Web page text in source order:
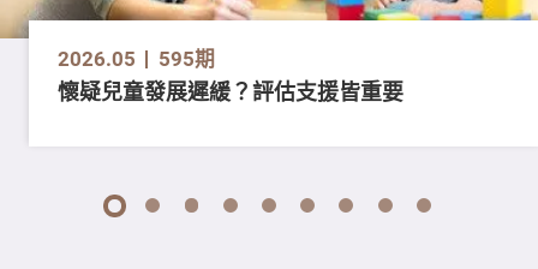
2026.05 595期
懷疑兒童發展遲緩？評估支援皆重要
1 2 3 4 5 6 7 8 9